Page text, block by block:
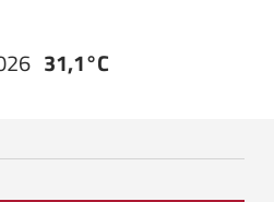
31,1°C